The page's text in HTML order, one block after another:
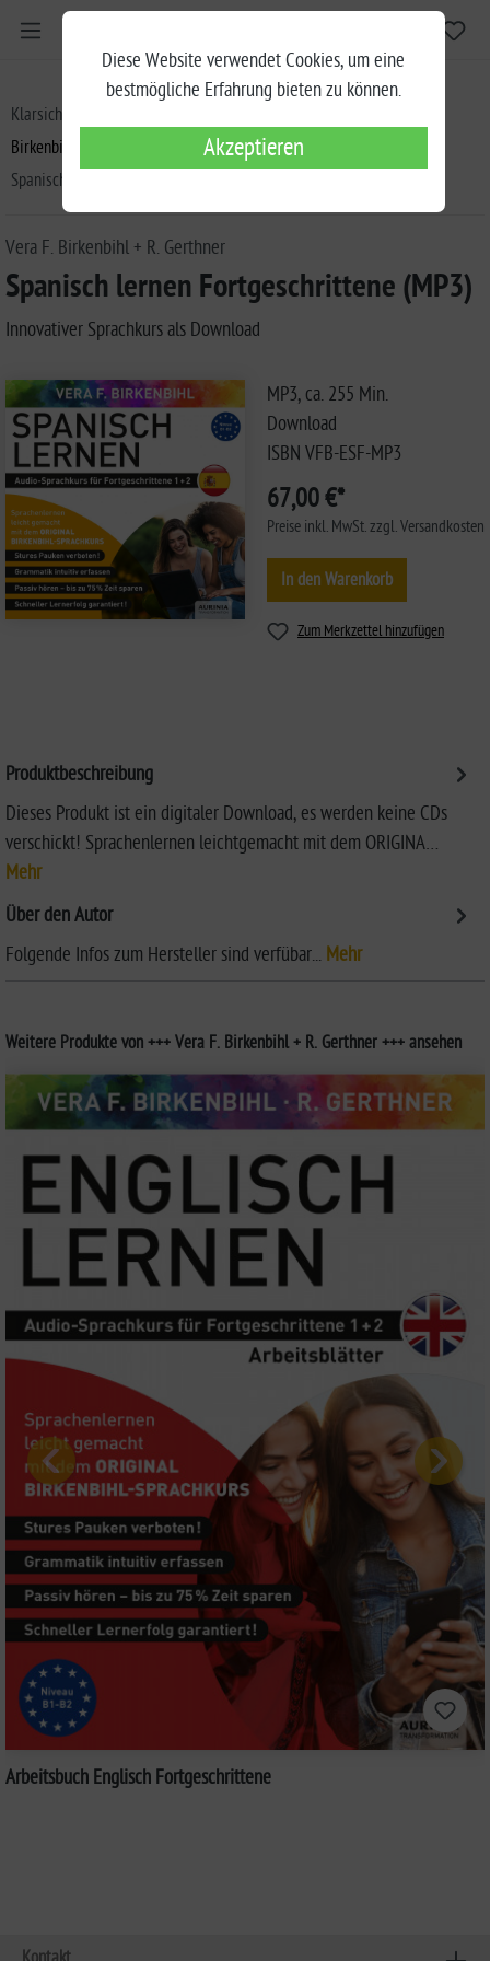
Klarsicht Verlag
Birkenbihl Sprachkurse MP3 Download
Spanisch lernen Fortgeschrittene (MP3)
Vera F. Birkenbihl + R. Gerthner
Spanisch lernen Fortgeschrittene (MP3)
Innovativer Sprachkurs als Download
MP3, ca. 255 Min.
Download
ISBN VFB-ESF-MP3
67,00 €*
Preise inkl. MwSt. zzgl. Versandkosten
In den Warenkorb
Zum Merkzettel hinzufügen
Produktbeschreibung
Dieses Produkt ist ein digitaler Download, es werden keine CDs
verschickt! Sprachenlernen leichtgemacht mit dem ORIGINA…
Mehr
Über den Autor
Folgende Infos zum Hersteller sind verfübar... Mehr
Weitere Produkte von +++ Vera F. Birkenbihl + R. Gerthner +++ ansehen
Arbeitsbuch Englisch Fortgeschrittene
Diese Website verwendet Cookies, um eine
bestmögliche Erfahrung bieten zu können.
Akzeptieren